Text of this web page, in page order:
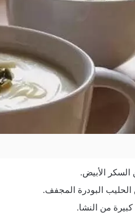
الأبيض.
البودرة المجفف.
من النشا.